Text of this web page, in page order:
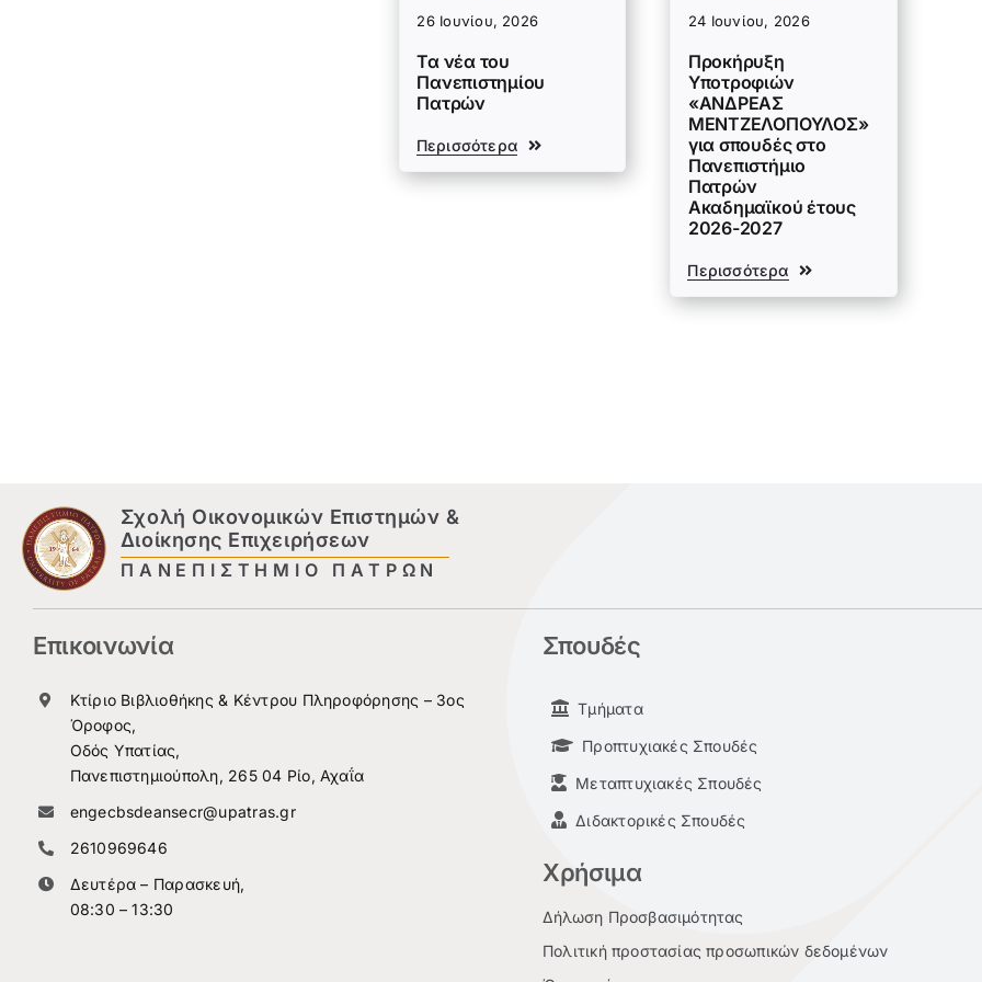
26 Ιουνίου, 2026
Τα νέα του
Πανεπιστημίου
Πατρών
Περισσότερα
24 Ιουνίου, 2026
Προκήρυξη
Υποτροφιών
«ΑΝΔΡΕΑΣ
ΜΕΝΤΖΕΛΟΠΟΥΛΟΣ»
για σπουδές στο
Πανεπιστήμιο
Πατρών
Ακαδημαϊκού έτους
2026-2027
Περισσότερα
Σχολή Οικονομικών Επιστημών &
Διοίκησης Επιχειρήσεων
ΠΑΝΕΠΙΣΤΗΜΙΟ ΠΑΤΡΩΝ
Επικοινωνία
Κτίριο Βιβλιοθήκης & Κέντρου Πληροφόρησης – 3ος
Όροφος,
Οδός Υπατίας,
Πανεπιστημιούπολη, 265 04 Ρίο, Αχαΐα
engecbsdeansecr@upatras.gr
2610969646
Δευτέρα – Παρασκευή,
08:30 – 13:30
Σπουδές
Τμήματα
Προπτυχιακές Σπουδές
Μεταπτυχιακές Σπουδές
Διδακτορικές Σπουδές
Χρήσιμα
Δήλωση Προσβασιμότητας
Πολιτική προστασίας προσωπικών δεδομένων